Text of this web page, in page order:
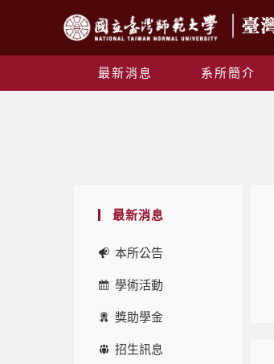
最新消息 系所簡介
最新消息
本所公告
學術活動
獎助學金
招生訊息